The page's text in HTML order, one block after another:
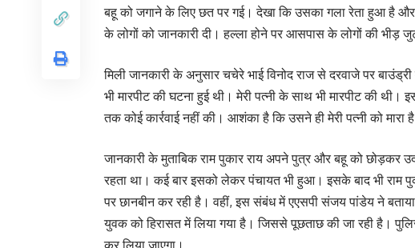
बहू को जगाने के लिए छत पर गई। देखा कि उसका गला रेता हुआ है
के लोगों को जानकारी दी। हल्ला होने पर आसपास के लोगों की भीड़
मिली जानकारी के अनुसार चचेरे भाई विनोद राज से दरवाजे पर
भी मारपीट की घटना हुई थी। मेरी पत्नी के साथ भी मारपीट की
तक कोई कार्रवाई नहीं की। आशंका है कि उसने ही मेरी पत्नी को मारा
जानकारी के मुताबिक राम पुकार राय अपने पुत्र और बहू को छोड़कर
रहता था। कई बार इसको लेकर पंचायत भी हुआ। इसके बाद भी राम
पर छानबीन कर रही है। वहीं, इस संबंध में एएसपी संजय पांडेय ने
युवक को हिरासत में लिया गया है। जिससे पूछताछ की जा रही है।
कर लिया जाएगा।